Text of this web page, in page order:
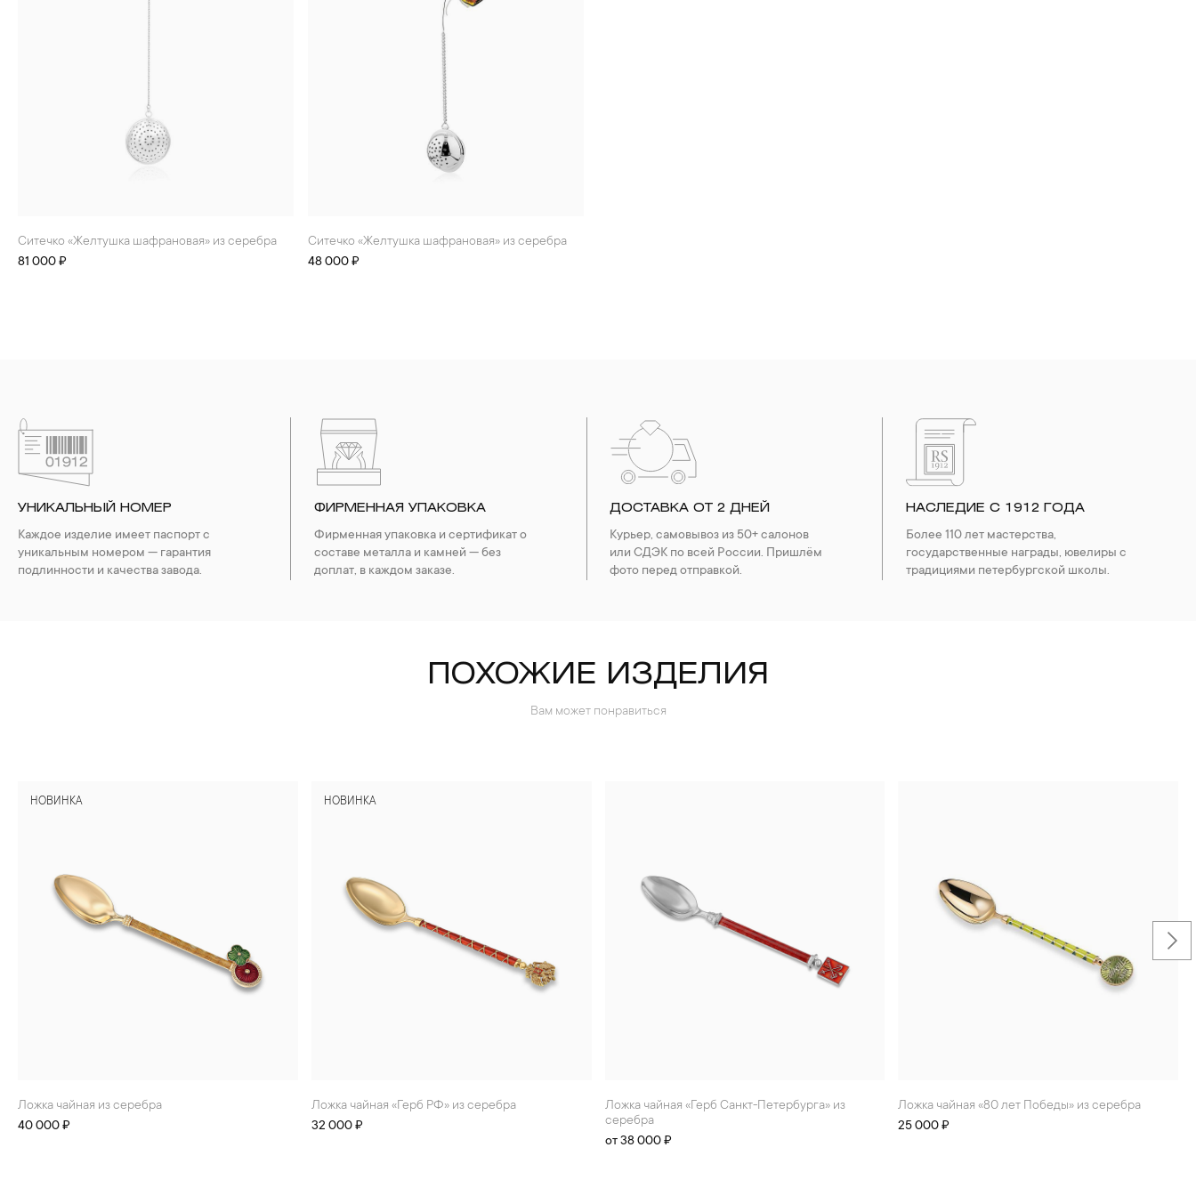
Ситечко «Желтушка шафрановая» из серебра
81 000 ₽
Ситечко «Желтушка шафрановая» из серебра
48 000 ₽
УНИКАЛЬНЫЙ НОМЕР
Каждое изделие имеет паспорт с
уникальным номером — гарантия
подлинности и качества завода.
ФИРМЕННАЯ УПАКОВКА
Фирменная упаковка и сертификат о
составе металла и камней — без
доплат, в каждом заказе.
ДОСТАВКА ОТ 2 ДНЕЙ
Курьер, самовывоз из 50+ салонов
или СДЭК по всей России. Пришлём
фото перед отправкой.
НАСЛЕДИЕ С 1912 ГОДА
Более 110 лет мастерства,
государственные награды, ювелиры с
традициями петербургской школы.
ПОХОЖИЕ ИЗДЕЛИЯ
Вам может понравиться
НОВИНКА
Ложка чайная из серебра
40 000 ₽
НОВИНКА
Ложка чайная «Герб РФ» из серебра
32 000 ₽
Ложка чайная «Герб Санкт-Петербурга» из
серебра
от 38 000 ₽
Ложка чайная «80 лет Победы» из серебра
25 000 ₽